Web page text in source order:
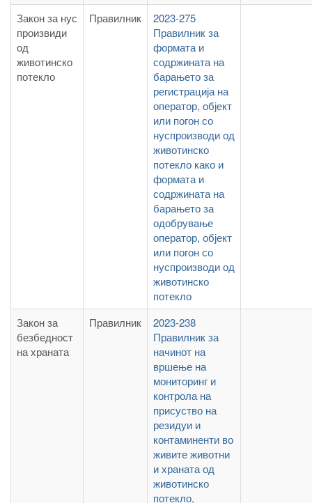
Закон за нус
произвиди
од
животинско
потекло
Правилник
2023-275
Правилник за
формата и
содржината на
барањето за
регистрација на
оператор, објект
или погон со
нуспроизводи од
животинско
потекло како и
формата и
содржината на
барањето за
одобрување
оператор, објект
или погон со
нуспроизводи од
животинско
потекло
Закон за
безбедност
на храната
Правилник
2023-238
Правилник за
начинот на
вршење на
мониторинг и
контрола на
присуство на
резидуи и
контаминенти во
живите животни
и храната од
животинско
потекло,